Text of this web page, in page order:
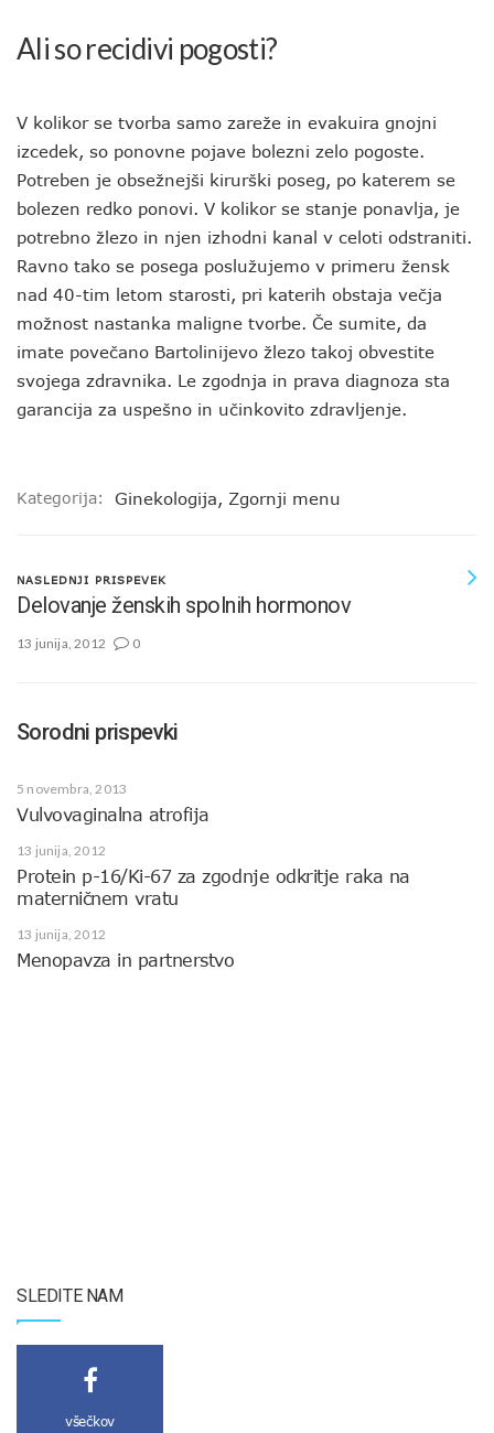
Ali so recidivi pogosti?
V kolikor se tvorba samo zareže in evakuira gnojni
izcedek, so ponovne pojave bolezni zelo pogoste.
Potreben je obsežnejši kirurški poseg, po katerem se
bolezen redko ponovi. V kolikor se stanje ponavlja, je
potrebno žlezo in njen izhodni kanal v celoti odstraniti.
Ravno tako se posega poslužujemo v primeru žensk
nad 40-tim letom starosti, pri katerih obstaja večja
možnost nastanka maligne tvorbe. Če sumite, da
imate povečano Bartolinijevo žlezo takoj obvestite
svojega zdravnika. Le zgodnja in prava diagnoza sta
garancija za uspešno in učinkovito zdravljenje.
Kategorija: Ginekologija, Zgornji menu
NASLEDNJI PRISPEVEK
Delovanje ženskih spolnih hormonov
13 junija, 2012 0
Sorodni prispevki
5 novembra, 2013
Vulvovaginalna atrofija
13 junija, 2012
Protein p-16/Ki-67 za zgodnje odkritje raka na
materničnem vratu
13 junija, 2012
Menopavza in partnerstvo
SLEDITE NAM
všečkov